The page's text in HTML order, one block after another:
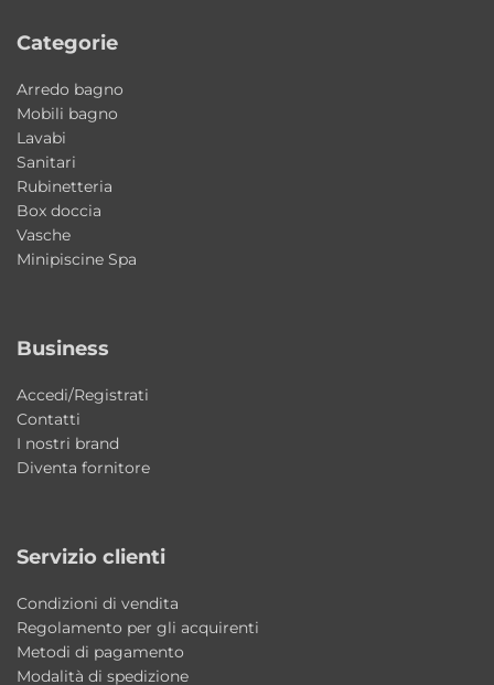
Categorie
Arredo bagno
Mobili bagno
Lavabi
Sanitari
Rubinetteria
Box doccia
Vasche
Minipiscine Spa
Business
Accedi/Registrati
Contatti
I nostri brand
Diventa fornitore
Servizio clienti
Condizioni di vendita
Regolamento per gli acquirenti
Metodi di pagamento
Modalità di spedizione